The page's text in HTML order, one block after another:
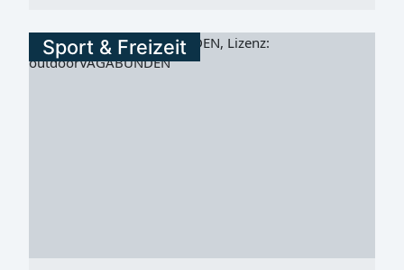
Sport & Freizeit